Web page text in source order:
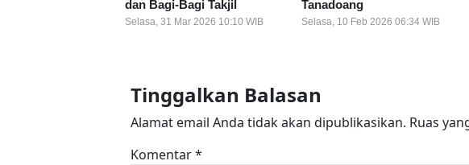
dan Bagi-Bagi Takjil
Selasa, 31 Mar 2026 10:10 WIB
Tanadoang
Selasa, 10 Feb 2026 06:34 WIB
Tinggalkan Balasan
Alamat email Anda tidak akan dipublikasikan. Ruas
Komentar*